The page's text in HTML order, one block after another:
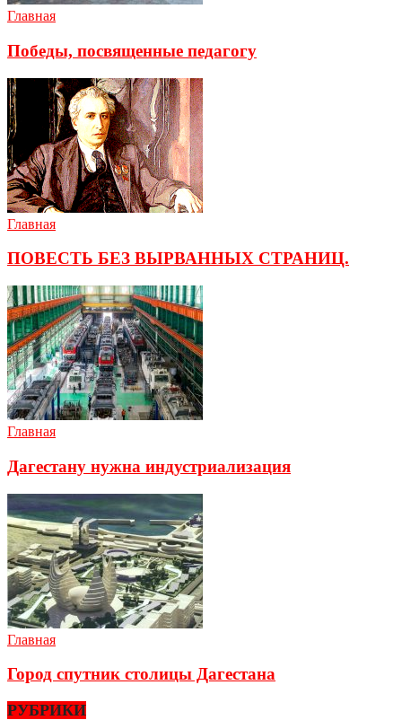
Главная
Победы, посвященные педагогу
Главная
ПОВЕСТЬ БЕЗ ВЫРВАННЫХ СТРАНИЦ.
Главная
Дагестану нужна индустриализация
Главная
Город спутник столицы Дагестана
РУБРИКИ